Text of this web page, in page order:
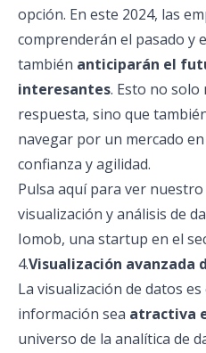
opción. En este 2024, las
comprenderán el pasado y
también anticiparán el
interesantes. Esto no solo
respuesta, sino que
navegar por un mercado
confianza y agilidad.
Pulsa aquí para ver
visualización y análisis de
Iomob, una startup en el
4.Visualización avanzada
La visualización de datos
información sea atractiva
universo de la analítica de